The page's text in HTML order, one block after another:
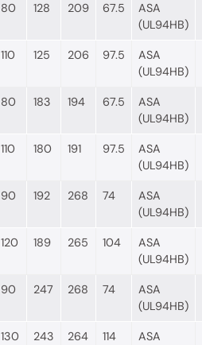
80 128 209 67.5
ASA
(UL94HB)
110 125 206 97.5
ASA
(UL94HB)
80 183 194 67.5
ASA
(UL94HB)
110 180 191 97.5
ASA
(UL94HB)
90 192 268 74
ASA
(UL94HB)
120 189 265 104
ASA
(UL94HB)
90 247 268 74
ASA
(UL94HB)
130 243 264 114
ASA